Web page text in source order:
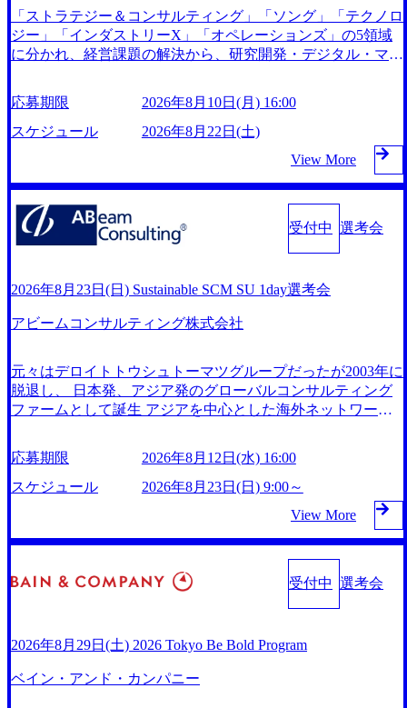
h) レバレジーズで活躍するメンバー紹介！〜 管理職種編 〜
(https://www.youtube.com/watch?v=RETwZKac2UI) レバレジー
ズで活躍するメンバー紹介！〜 営業職種編 〜 (https://www.y
急成長中でありながら安定した事業を展開し、高い安定性を
持つ企業へと成長している 10年後に1兆円を目指す日本にも
なかなかないメガベンチャー。創業から黒字経営。年間13
0%成長 https://storage.googleapis.com/our-vision-production.appsp
ot.com/public/images/20251030164405_5c527843-d227-4df8-b86c
-5587f843fdf6_1200x471.webp https://storage.googleapis.com/our-
0888f6-0539-4887-84d7-34c8d8544226_1200x666.webp 年間100
億円規模の投資の元、10以上もの新規事業を立ち上げている
ため様々な業界を経験することが可能 社内転職が活発であ
運用を内包かする「オールインハウス」型の組織体。社内ス
カウトや社内公募制度を用いて主体的かつ柔軟なキャリア形
成が可能。 https://storage.googleapis.com/our-vision-production.a
b849-1cd107c4f488_1200x698.webp ## 働き方／WLB／待遇 内
装8億円超のかっこいいオフィスがあり、 働き甲斐のあるラ
ンキング、新卒注目ランキング受賞歴多数 あえての未上場
対面でのコミュニケーションメリットを重視するため出社勤
務。1日の労働時間平均9.2時間、有休消化率81%(2024年度の
年間データ、エンジニア組織） 2026年8月22日(土) 10:00～最
長16:00 2026年8月10日(月) 16:00 ※応募者が定員を上回る場
合は、厳正なる審査の上参加者を決定させていただきます。
ご了承ください。 ● 当日の流れ 受付 → 会社説明会 → 面接
(会社説明会終了後、随時ご案内) ※全てリモートにて実施し
ます。 ※参加される方に個別に当日の面接案内をお送りい
をご受検いただきます。 ● 詳細 デジタルイノベーション事
業部でのポジションサーチになります。 ご経験やスキル、
そして適性や志向性に合わせて、以下のいずれかの役割でご
「ストラテジー＆コンサルティング」「ソング」「テクノロ
ジー」「インダストリーX」「オペレーションズ」の5領域
に分かれ、経営課題の解決から、研究開発・デジタル・マー
からその実行的側面であるITサービスの提供まで一貫して支
援する総合系・IT系ファームである あらゆる産業において
非常に良質な顧客基盤を築いており、Fortune Global 500社の
80％以上の企業をクライアントとして抱えている 手掛けた
プロジェクトは「ファーストリテイリングにおけるグローバ
ル化」「資生堂グループのDX化支援」「ヴィヴィアン・ウ
エストウッドの製品開発」など多岐にわたる コンサルティ
ング活動のみならず、2021年にはKDDIと合弁会社「ARISE
analytics」を設立し、人工知能とデータアナリティクス技術
成の支援も盛んに行う 採用資料 (https://www.accenture.com/co
ntent/dam/accenture/final/accenture-com/document-2/Accenture-Rec
ruiting-Brochure.pdf#zoom=50) 女性の活躍について (https://ww
グ (https://www.accenture.com/jp-ja/blogs/japan-careers-blog) 江川
社長が語る「105点経営」 (https://business.nikkei.com/atcl/gen/1
9/00604/021600008/) 規模拡大で成功する理由【コンサル業界
店出身者などマーケティングのトップ人材が集結するワケ
(https://markezine.jp/article/detail/45446) エンジニアからコンサ
ルタントへ。会社に入って、何が変わった？ (https://www.bus
inessinsider.jp/post-288838) プラダ：ラグジュアリー製品のパ
ーソナライゼーション (https://www.accenture.com/jp-ja/case-stu
dies/song/prada-luxury-product-customization) 大正製薬：ITカー
ブアウト支援 (https://www.accenture.com/jp-ja/case-studies/consu
lting/taisho-pharmaceutical)（ストラテジー & コンサルティン
a/case-studies/communications-media/softbank)（通信） 経済産業
築。省庁DXの先進事例を実現 (https://www.accenture.com/jp-j
応募期限
2026年8月10日(月) 16:00
スケジュール
2026年8月22日(土)
View More
受付中 選考会
2026年8月23日(日) Sustainable SCM SU 1day選考会
アビームコンサルティング株式会社
元々はデロイトトウシュトーマツグループだったが2003年に
脱退し、 日本発、アジア発のグローバルコンサルティング
ファームとして誕生 アジアを中心とした海外ネットワーク
ている日系最大級の総合コンサルティングファーム 『Build
Beyond As One ®.』をブランドメッセージに掲げ、企業や組
織の変革を通じて社会や産業の課題を解決し、未来のありた
い姿を実現するとともに、クライアント変革の確実な実現と
社会的価値及び経済的価値の追求にも貢献 NECとの戦略的
資本提携も実現して、現在はNECのグループ会社であり、
戦略、業務改革、IT、組織・人事、アウトソーシングなどの
専門知識と、豊富な経験を持つ約6,000名を超えるプロフェ
AP領域においては日本市場No.1を誇り、全世界で6,400件以
上、日本国内で企業最多の5,399件のSAP認定コンサルタン
ト資格を取得している また、日本国内企業として最多の3,20
応募期限
2026年8月12日(水) 16:00
スケジュール
2026年8月23日(日) 9:00～
View More
受付中 選考会
2026年8月29日(土) 2026 Tokyo Be Bold Program
ベイン・アンド・カンパニー